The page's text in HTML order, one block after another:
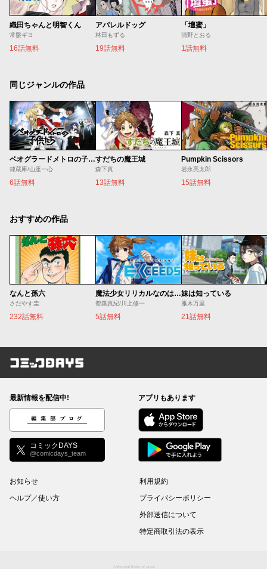
織田ちゃんと明智くん
常盤ギヨ
16話無料
アパレルドッグ
林田もずる
19話無料
「壇蜜」
清野とおる
1話無料
同じジャンルの作品
ベオグラードメトロの子供たち
隷蔵庫/山座一心
6話無料
すだちの魔王城
森下真
13話無料
Pumpkin Scissors
岩永亮太郎
15話無料
おすすめの作品
なんと孫六
さだやす圭
232話無料
魔法少女リリカルなのは EXCEEDS
都築真紀/川上修一
5話無料
妹は知っている
雁木万里
21話無料
コミックDAYS
最新情報を配信中!
編集部ブログ
コミックDAYS
@comicdays_team
アプリもあります
お知らせ
ヘルプ／使い方
利用規約
プライバシーポリシー
外部送信について
特定商取引法の表示